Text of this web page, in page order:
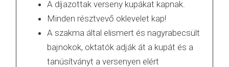
A díjazottak verseny kupákat kapnak.
Minden résztvevő oklevelet kap!
A szakma által elismert és nagyrabecsült
bajnokok, oktatók adják át a kupát és a
tanúsítványt a versenyen elért